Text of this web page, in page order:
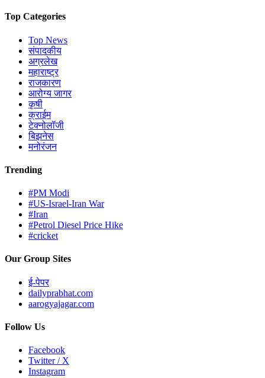
Top Categories
Top News
संपादकीय
अग्रलेख
महाराष्ट्र
राजकारण
आरोग्य जागर
कृषी
क्राईम
टेक्नोलॉजी
बिझनेस
मनोरंजन
Trending
#PM Modi
#US-Israel-Iran War
#Iran
#Petrol Diesel Price Hike
#cricket
Our Group Sites
ई-पेपर
dailyprabhat.com
aarogyajagar.com
Follow Us
Facebook
Twitter / X
Instagram